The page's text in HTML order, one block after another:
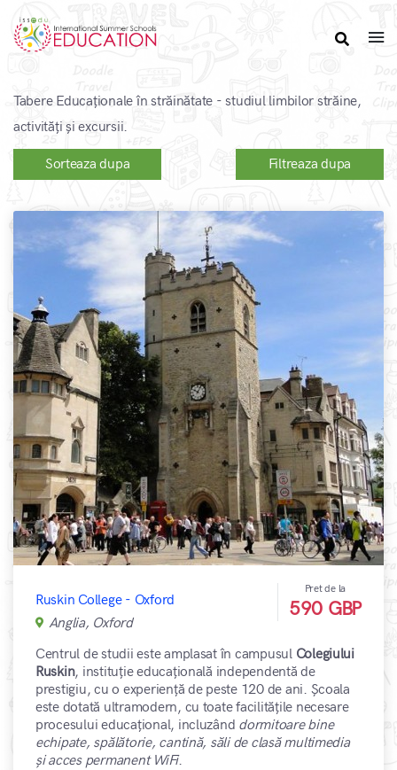
Tabere Educaționale în străinătate - studiul limbilor străine,
activități și excursii.
Sorteaza dupa Filtreaza dupa
Ruskin College - Oxford
Anglia, Oxford
Pret de la
590 GBP
Centrul de studii este amplasat în campusul Colegiului
Ruskin, instituție educațională independentă de
prestigiu, cu o experiență de peste 120 de ani. Școala
este dotată ultramodern, cu toate facilitățile necesare
procesului educațional, incluzând dormitoare bine
echipate, spălătorie, cantină, săli de clasă multimedia
și acces permanent WiFi.